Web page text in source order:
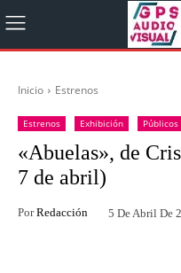
Inicio Estrenos
Estrenos Exhibición Públicos
«Abuelas», de
7 de abril)
Por Redacción 5 De Abril De